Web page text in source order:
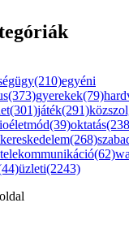
egyéni
gyerekek(79)
játék(291)
telekommunikáció(62)
üzleti(2243)